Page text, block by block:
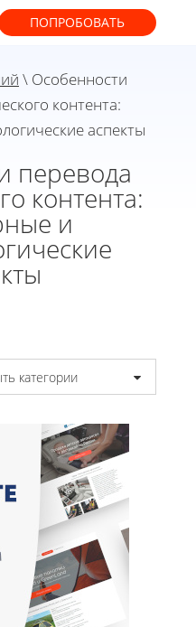
ПОПРОБОВАТЬ
\ Особенности
контента:
аспекты
перевода
контента:
и
категории